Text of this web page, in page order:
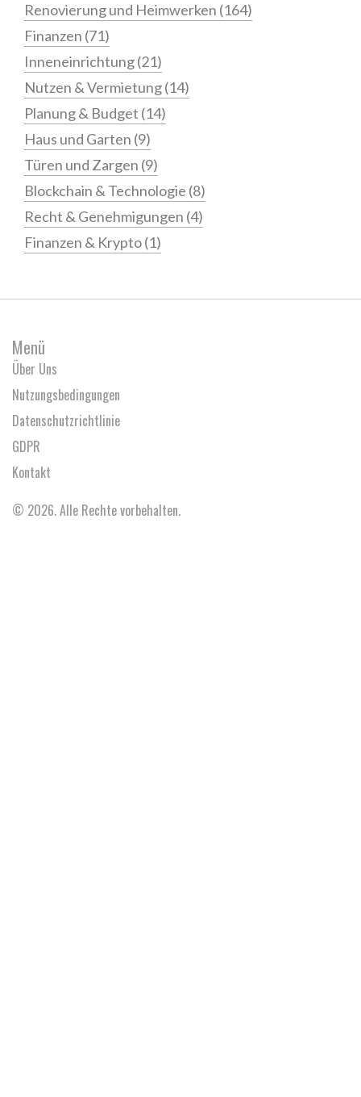
Renovierung und Heimwerken (164)
Finanzen (71)
Inneneinrichtung(21)
Nutzen & Vermietung(14)
Planung & Budget (14)
Haus und Garten (9)
Türen und Zargen (9)
Blockchain & Technologie (8)
Recht & Genehmigungen (4)
Finanzen & Krypto(1)
Menü
Über Uns
Nutzungsbedingungen
Datenschutzrichtlinie
GDPR
Kontakt
© 2026. Alle Rechte vorbehalten.